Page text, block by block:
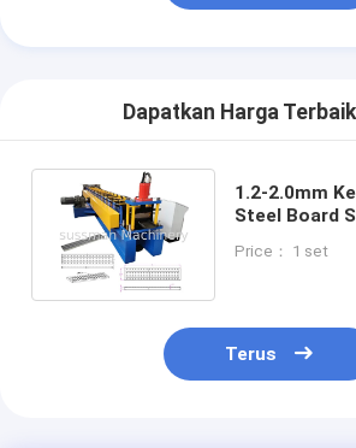
Dapatkan Harga
1.2-2.0mm
Steel Board
Price： 1 set
Terus